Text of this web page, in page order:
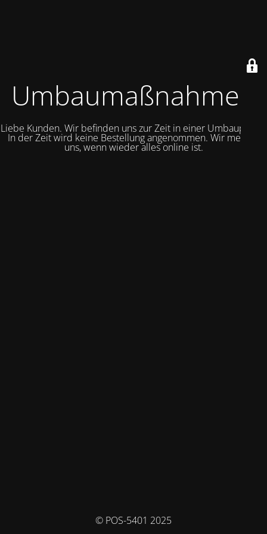
Umbaumaßnahmen
Liebe Kunden. Wir befinden uns zur Zeit in einer Umbauphase.
In der Zeit wird keine Bestellung angenommen. Wir melden
uns, wenn wieder alles online ist.
© POS-5401 2025